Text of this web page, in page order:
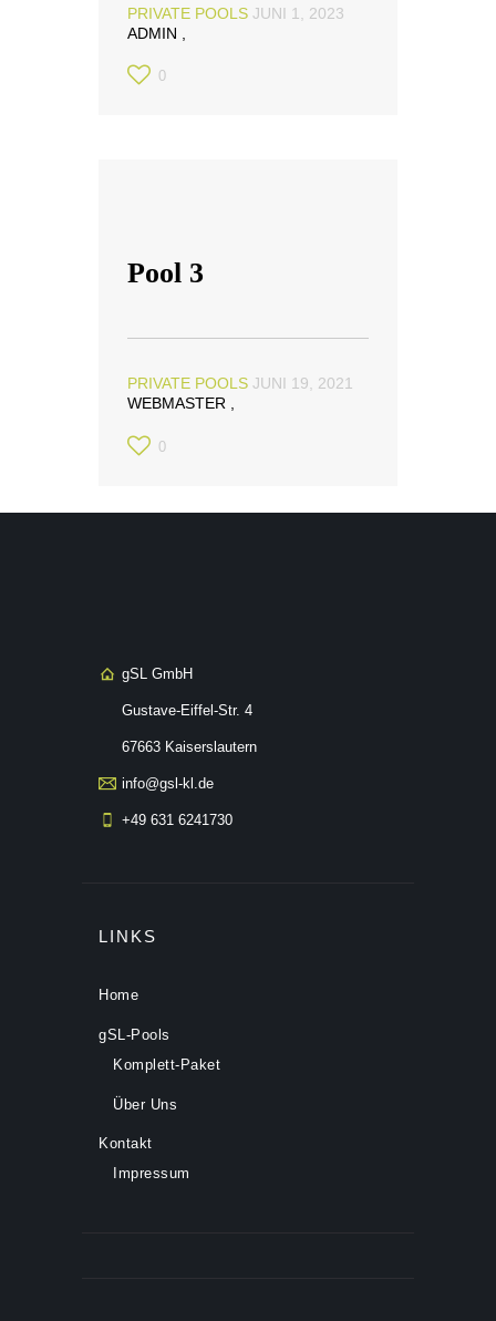
PRIVATE POOLS JUNI 1, 2023
ADMIN
0
Pool 3
PRIVATE POOLS JUNI 19, 2021
WEBMASTER
0
gSL GmbH
Gustave-Eiffel-Str. 4
67663 Kaiserslautern
info@gsl-kl.de
+49 631 6241730
LINKS
Home
gSL-Pools
Komplett-Paket
Über Uns
Kontakt
Impressum